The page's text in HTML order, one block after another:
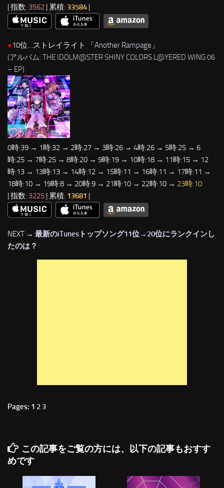
| 指数: 3562 | 累積: 33584 |
●10位…ストレイライト 「Another Rampage 」
(アルバム: THE IDOLM@STER SHINY COLORS L@YERED WING 06
– EP)
0時:39 → 1時:32 → 2時:27 → 3時:26 → 4時:26 → 5時:25 → 6
時:25 → 7時:25 → 8時:20 → 9時:19 → 10時:18 → 11時:15 → 12
時:13 → 13時:13 → 14時:12 → 15時:11 → 16時:11 → 17時:11 →
18時:10 → 19時:8 → 20時:9 → 21時:10 → 22時:10 → 23時:10
| 指数: 3225 | 累積: 13681 |
NEXT → 最新のiTunesトップソング11位→20位にランクインし
たのは？
Pages: 1 2 3
この記事をご覧の方には、以下の記事もおすす
めです